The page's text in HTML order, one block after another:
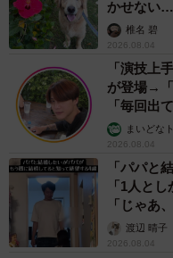
かせない…
椎名 碧
2026.08.04
「演技上
が登場→「
「毎回出
続々まいどな
2026.08.04
「パパと
「1人と
「じゃあ
渡辺 晴子
2026.08.04